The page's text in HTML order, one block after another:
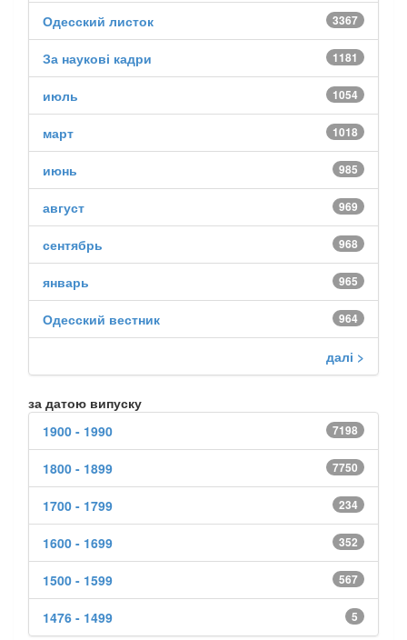
3367
Одесский листок
1181
За наукові кадри
1054
июль
1018
март
985
июнь
969
август
968
сентябрь
965
январь
964
Одесский вестник
далі >
за датою випуску
7198
1900 - 1990
7750
1800 - 1899
234
1700 - 1799
352
1600 - 1699
567
1500 - 1599
5
1476 - 1499